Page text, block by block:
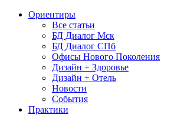
Ориентиры
Все статьи
БД Диалог Мск
БД Диалог СПб
Офисы Нового Поколения
Дизайн + Здоровье
Дизайн + Отель
Новости
События
Практики